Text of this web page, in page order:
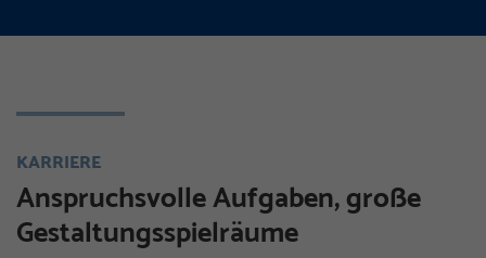
KARRIERE
Anspruchsvolle Aufgaben, große
Gestaltungsspielräume